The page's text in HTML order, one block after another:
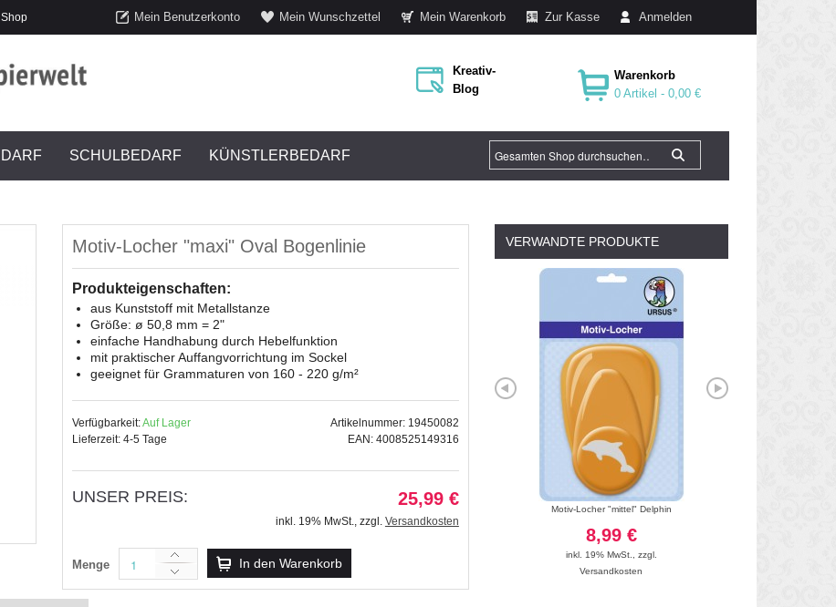
Mein Benutzerkonto Mein Wunschzettel Mein Warenkorb Zur Kasse Anmelden
Kreativ-
Blog
Warenkorb
0 Artikel -0,00 €
SCHULBEDARF KÜNSTLERBEDARF
Motiv-Locher "maxi" Oval Bogenlinie
Produkteigenschaften:
aus Kunststoff mit Metallstanze
Größe: ø 50,8 mm = 2"
einfache Handhabung durch Hebelfunktion
mit praktischer Auffangvorrichtung im Sockel
geeignet für Grammaturen von 160 - 220 g/m²
Verfügbarkeit:Auf Lager
Lieferzeit: 4-5 Tage
Artikelnummer: 19450082
EAN: 4008525149316
UNSER PREIS: 25,99 €
inkl. 19% MwSt., zzgl. Versandkosten
Menge In den Warenkorb
VERWANDTE PRODUKTE
Motiv-Locher "maxi" Wellenlinie Motiv-Locher "mittel" Delphin
8,99 €
inkl. 19% MwSt.
zzgl.
Versandkosten